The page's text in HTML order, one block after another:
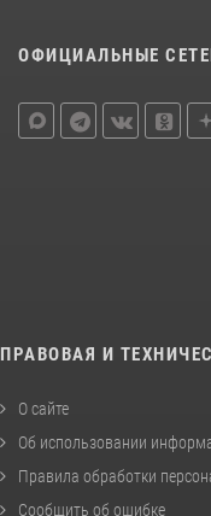
ОФИЦИАЛЬНЫЕ
ПРАВОВАЯ И
О сайте
Об использовании
Правила обработки
Сообщить об ошибке